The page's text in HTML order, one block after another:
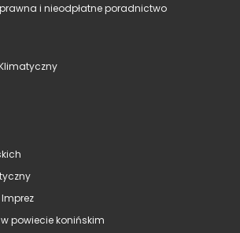
i nieodpłatne poradnictwo
powiecie konińskim